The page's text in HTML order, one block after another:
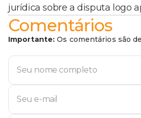
jurídica sobre a disputa logo
Comentários
Importante: Os comentários são